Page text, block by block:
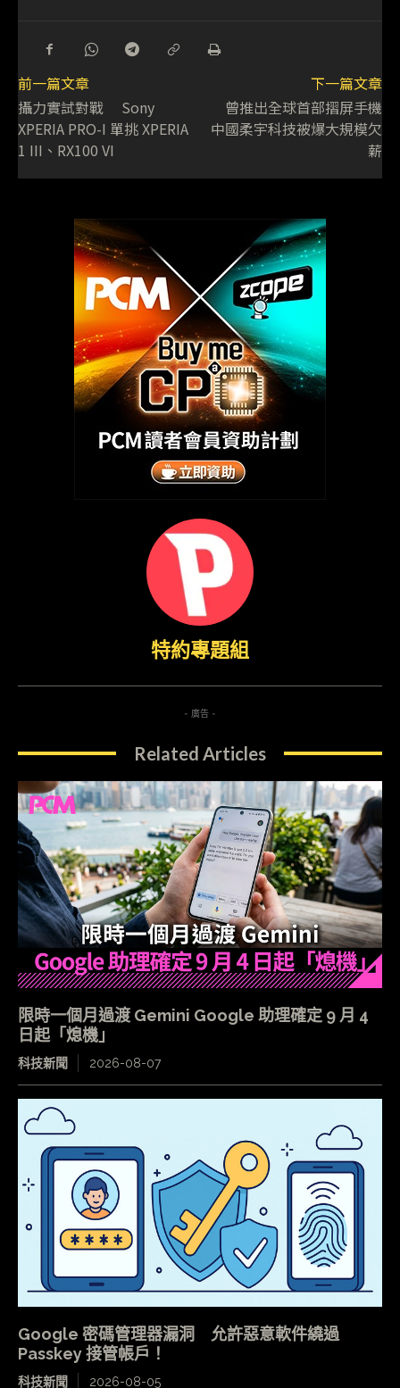
前一篇文章
攝力實試對戰 Sony
XPERIA PRO-I 單挑 XPERIA
1 III、RX100 VI
下一篇文章
曾推出全球首部摺屏手機
中國柔宇科技被爆大規模欠
薪
特約專題組
- 廣告 -
Related Articles
限時一個月過渡 Gemini Google 助理確定 9 月 4
日起「熄機」
科技新聞 2026-08-07
Google 密碼管理器漏洞 允許惡意軟件繞過
Passkey 接管帳戶！
科技新聞 2026-08-05